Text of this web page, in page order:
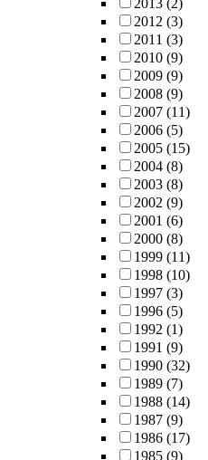
2013 (2)
2012 (3)
2011 (3)
2010 (9)
2009 (9)
2008 (9)
2007 (11)
2006 (5)
2005 (15)
2004 (8)
2003 (8)
2002 (9)
2001 (6)
2000 (8)
1999 (11)
1998 (10)
1997 (3)
1996 (5)
1992 (1)
1991 (9)
1990 (32)
1989 (7)
1988 (14)
1987 (9)
1986 (17)
1985 (9)